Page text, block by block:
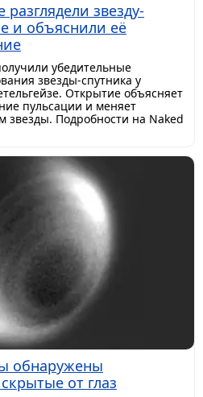
звезду-
и объяснили её
убедительные
звезды-спутника у
Открытие объясняет
пульсации и меняет
звезды. Подробности на Naked
обнаружены
от глаз